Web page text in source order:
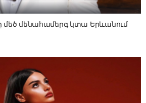
մեծ մենահամերգ կտա Երևանում